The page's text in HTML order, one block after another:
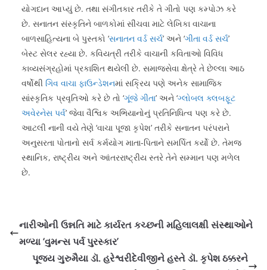
યોગદાન આપ્યું છે. તથા સંગીતકાર તરીકે તે ગીતો પણ કમ્પોઝ કરે
છે. સનાતન સંસ્કૃતિને બાળકોમાં સીંચવા માટે લેખિકા વાચાના
બાળસાહિત્યના બે પુસ્તકો ‘સનાતન વર્ડ સર્ચ’ અને ‘ગીતા વર્ડ સર્ચ’
બેસ્ટ સેલર રહ્યા છે. કવિયત્રી તરીકે વાચાની કવિતાઓ વિવિધ
કાવ્યસંગ્રહોમાં પ્રકાશિત થયેલી છે. સમાજસેવા ક્ષેત્રે તે છેલ્લા આઠ
વર્ષોથી ગિવ વાચા ફાઉન્ડેશનમાં સક્રિય પણે અનેક સામાજિક
સાંસ્કૃતિક પ્રવૃતિઓ કરે છે તો ‘ગૂંજે ગીતા’ અને ‘ગ્લોબલ ક્લબફૂટ
અવેરનેસ પર્વ’ જેવા વૈશ્વિક અભિયાનોનું પ્રતિનિધિત્વ પણ કરે છે.
આટલી નાની વયે તેણે ‘વાચા પૂજા કૃપેશ’ તરીકે સનાતન પરંપરાને
અનુસરતા પોતાનો સર્વ કર્મયોગ માતા-પિતાને સમર્પિત કર્યો છે. તેમજ
સ્થાનિક, રાષ્ટ્રીય અને આંતરરાષ્ટ્રીય સ્તરે તેને સમ્માન પણ મળેલ
છે.
નારીઓની ઉન્નતિ માટે કાર્યરત કચ્છની મહિલાલક્ષી સંસ્થાઓને
મળ્યા ‘વુમન્સ પર્વ પુરસ્કાર’
પૂજ્ય ગુરુમૈયા ડૉ. હરેશ્વરીદેવીજીને હસ્તે ડૉ. કૃપેશ ઠક્કરને